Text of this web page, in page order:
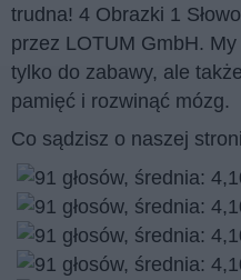
trudna! 4 Obrazki 1
przez LOTUM GmbH. My
tylko do zabawy, ale
pamięć i rozwinąć mózg.
Co sądzisz o naszej